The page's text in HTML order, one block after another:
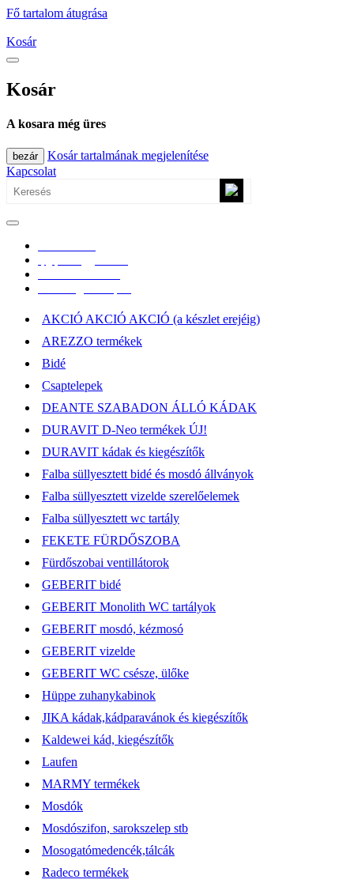
Fő tartalom átugrása
Kosár
Kosár
A kosara még üres
bezár
Kosár tartalmának megjelenítése
Kapcsolat
AKCIÓ AKCIÓ AKCIÓ (a készlet erejéig)
AREZZO termékek
Bidé
Csaptelepek
DEANTE SZABADON ÁLLÓ KÁDAK
DURAVIT D-Neo termékek ÚJ!
DURAVIT kádak és kiegészítők
Falba süllyesztett bidé és mosdó állványok
Falba süllyesztett vizelde szerelőelemek
Falba süllyesztett wc tartály
FEKETE FÜRDŐSZOBA
Fürdőszobai ventillátorok
GEBERIT bidé
GEBERIT Monolith WC tartályok
GEBERIT mosdó, kézmosó
GEBERIT vizelde
GEBERIT WC csésze, ülőke
Hüppe zuhanykabinok
JIKA kádak,kádparavánok és kiegészítők
Kaldewei kád, kiegészítők
Laufen
MARMY termékek
Mosdók
Mosdószifon, sarokszelep stb
Mosogatómedencék,tálcák
Radeco termékek